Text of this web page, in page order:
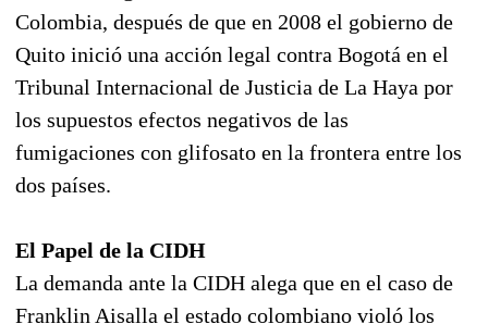
Colombia, después de que en 2008 el gobierno de
Quito inició una acción legal contra Bogotá en el
Tribunal Internacional de Justicia de La Haya por
los supuestos efectos negativos de las
fumigaciones con glifosato en la frontera entre los
dos países.
El Papel de la CIDH
La demanda ante la CIDH alega que en el caso de
Franklin Aisalla el estado colombiano violó los